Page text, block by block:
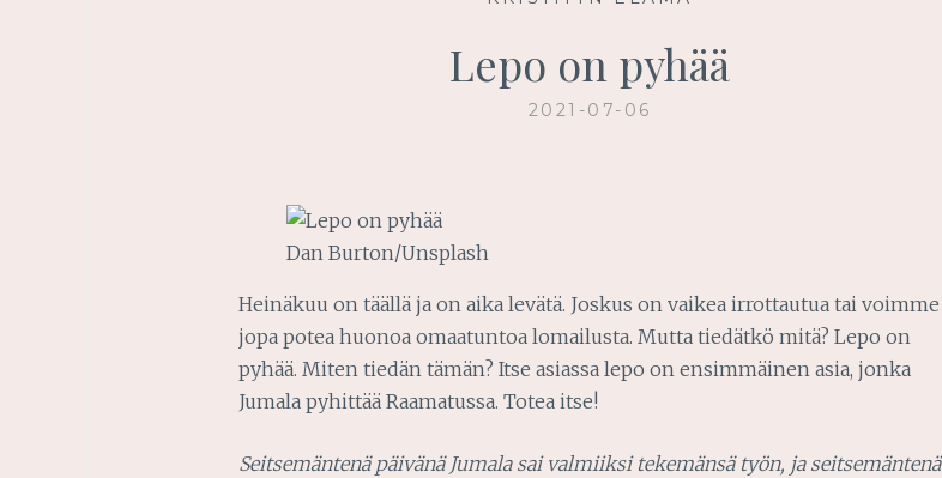
Lepo on pyhää
2021-07-06
Dan Burton/Unsplash
Heinäkuu on täällä ja on aika levätä. Joskus on vaikea irrottautua tai voimme
jopa potea huonoa omaatuntoa lomailusta. Mutta tiedätkö mitä? Lepo on
pyhää. Miten tiedän tämän? Itse asiassa lepo on ensimmäinen asia, jonka
Jumala pyhittää Raamatussa. Totea itse!
Seitsemäntenä päivänä Jumala sai valmiiksi tekemänsä työn, ja seitsemäntenä